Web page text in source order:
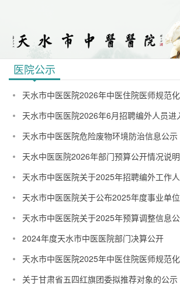
您当前位置： 首页 通知公告 医院公示
医院公示
天水市中医医院危险废物环境防治信息公示
天水中医医院2026年部门预算公开情况说明
2024年度天水市中医医院部门决算公开
关于甘肃省五四红旗团委拟推荐对象的公示